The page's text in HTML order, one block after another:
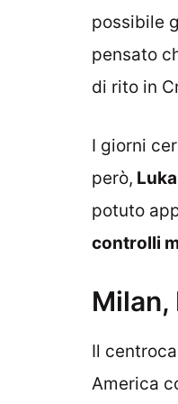
possibile
pensato
di rito in
I giorni
però,
potuto
controlli
Il
America